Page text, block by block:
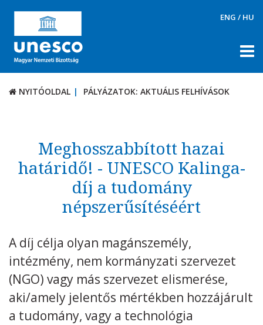
ENG / HU
NYITÓOLDAL PÁLYÁZATOK: AKTUÁLIS FELHÍVÁSOK
TÉMÁK
DOKUMENTUMTÁR
PÁLYÁZATOK / DÍJAK
Aktuális felhívások
KAPCSOLAT
NYITÓOLDAL PÁLYÁZATOK: AKTUÁLIS FELHÍVÁSOK
Meghosszabbított hazai
határidő! - UNESCO Kalinga-
díj a tudomány
népszerűsítéséért
A díj célja olyan magánszemély,
intézmény, nem kormányzati szervezet
(NGO) vagy más szervezet elismerése,
aki/amely jelentős mértékben hozzájárult
a tudomány, vagy a technológia